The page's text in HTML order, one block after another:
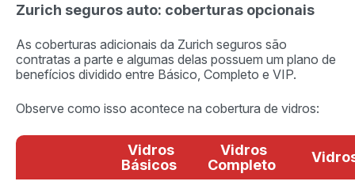
Zurich seguros auto: coberturas opcionais
As coberturas adicionais da Zurich seguros são
contratas a parte e algumas delas possuem um plano de
benefícios dividido entre Básico, Completo e VIP.
Observe como isso acontece na cobertura de vidros:
Vidros
Básicos
Vidros
Completo